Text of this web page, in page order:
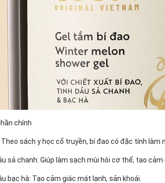
chính
Theo sách y học cổ truyền, bí đao có đặc tính
sả chanh: Giúp làm sạch mùi hôi cơ thể, tạo
bạc hà: Tạo cảm giác mát lạnh, sản khoái.